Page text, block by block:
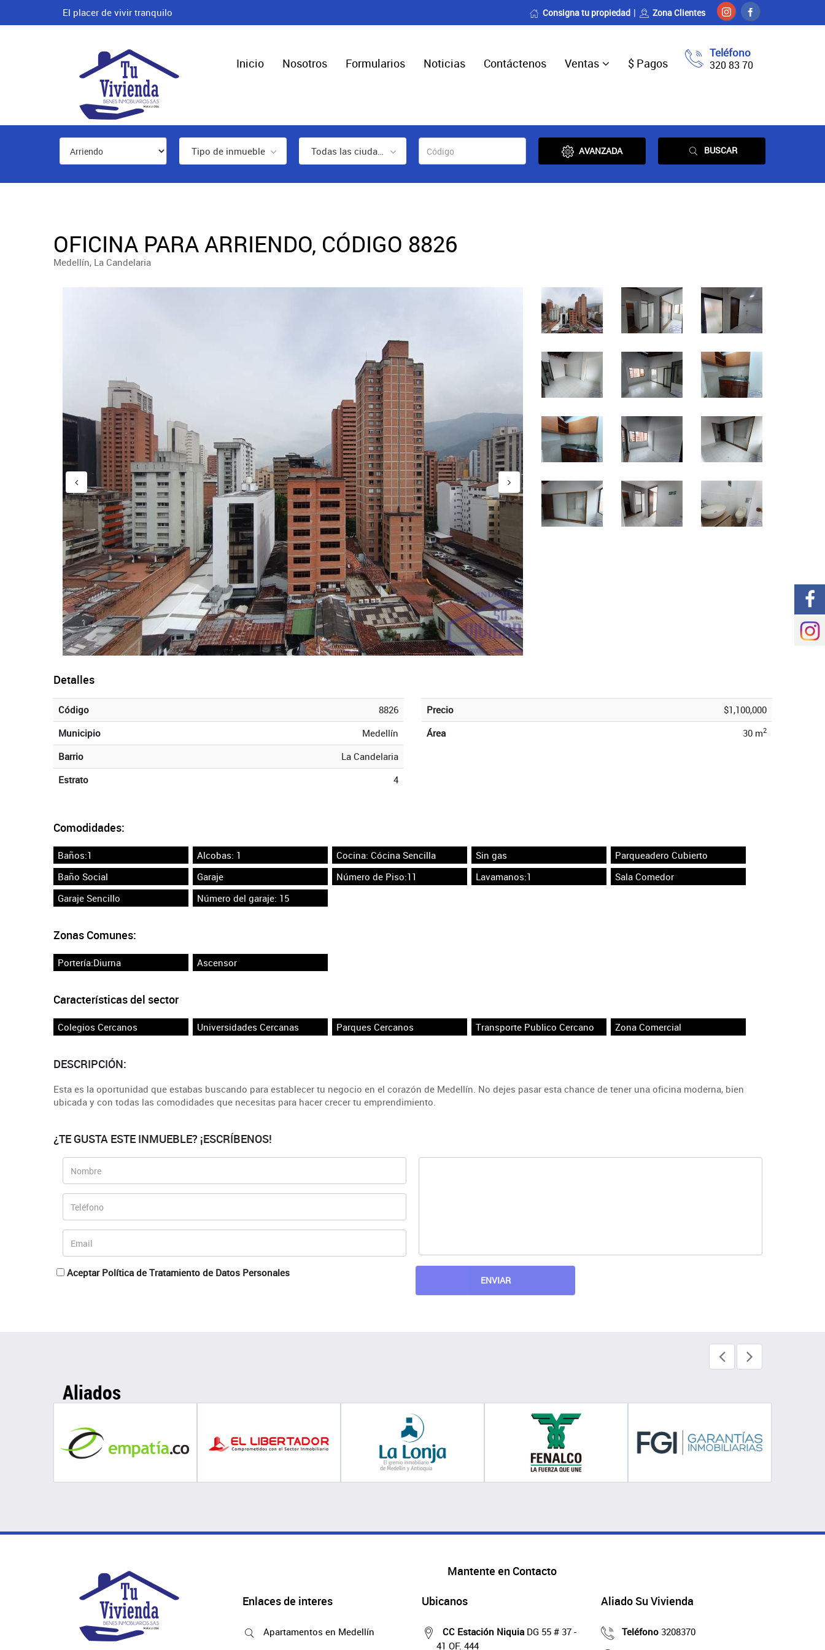
El placer de vivir tranquilo Consigna tu propiedad Zona Clientes
Teléfono
320 83 70
Inicio Nosotros Formularios Noticias Contáctenos Ventas $ Pagos
Tipo de inmueble Todas las ciudades AVANZADA BUSCAR
OFICINA PARA ARRIENDO, CÓDIGO 8826
Medellín, La Candelaria
Detalles
Código
8826
Municipio
Medellín
Barrio
La Candelaria
Estrato
4
Precio
$1,100,000
Área
30 m2
Comodidades:
Baños:1 Alcobas: 1 Cocina: Cócina Sencilla Sin gas
Parqueadero Cubierto
Baño Social
Garaje Número de Piso:11 Lavamanos:1
Sala Comedor
Garaje Sencillo
Número del garaje: 15
Zonas Comunes:
Portería:Diurna Ascensor
Características del sector
Colegios Cercanos Universidades Cercanas Parques Cercanos Transporte Publico Cercano Zona Comercial
DESCRIPCIÓN:
Esta es la oportunidad que estabas buscando para establecer tu negocio en el corazón de Medellín. No dejes pasar esta chance de tener una oficina moderna, bien
ubicada y con todas las comodidades que necesitas para hacer crecer tu emprendimiento.
¿TE GUSTA ESTE INMUEBLE? ¡ESCRÍBENOS!
Aceptar Política de Tratamiento de Datos Personales
Aliados
Mantente en Contacto
Enlaces de interes
Apartamentos en Medellín
Ubicanos
CC Estación NiquiaDG 55 # 37 -
41 OF. 444
Aliado Su Vivienda
Teléfono 3208370